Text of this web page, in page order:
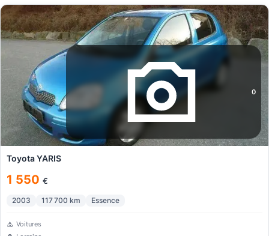
0
Toyota YARIS
1 550 €
2003 117 700 km Essence
Voitures